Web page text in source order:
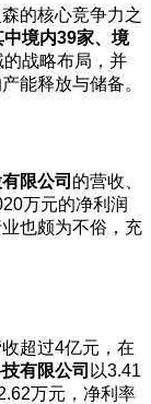
的核心竞争力之
境内39家、境
的战略布局，并
能释放与储备。
限公司 的营收、
万元的净利润
也颇为不俗，充
收超过4亿元，在
有限公司 以3.41
万元，净利率